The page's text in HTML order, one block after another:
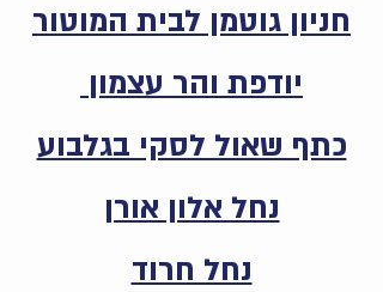
חניון גוטמן לבית המוטור
יודפת והר עצמון
כתף שאול לסקי בגלבוע
נחל אלון אורן
נחל חרוד